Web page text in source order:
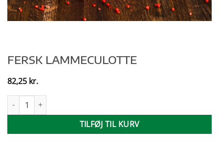
FERSK LAMMECULOTTE
82,25 kr.
Fersk lammeculotte antal
TILFØJ TIL KURV